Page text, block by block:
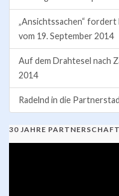
„Ansichtssachen“
vom 19. September 2014
Auf dem Drahtesel nach
2014
Radelnd in die
30 JAHRE